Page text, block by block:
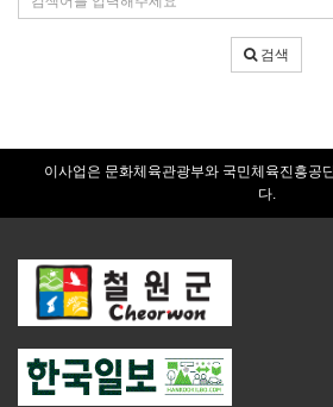
색
어
입
검색
이사업은 문화체육관광부와 국민체육진흥공
다.